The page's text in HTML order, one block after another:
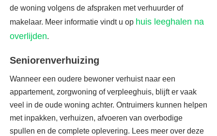
de woning volgens de afspraken met verhuurder of
makelaar. Meer informatie vindt u op huis leeghalen na
overlijden.
Seniorenverhuizing
Wanneer een oudere bewoner verhuist naar een
appartement, zorgwoning of verpleeghuis, blijft er vaak
veel in de oude woning achter. Ontruimers kunnen helpen
met inpakken, verhuizen, afvoeren van overbodige
spullen en de complete oplevering. Lees meer over deze